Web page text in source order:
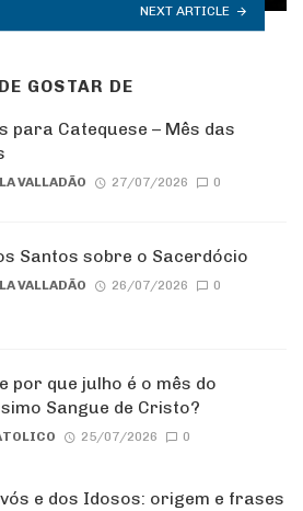
NEXT ARTICLE
GOSTAR DE
para Catequese – Mês das
VALLADÃO 27/07/2026 0
Santos sobre o Sacerdócio
VALLADÃO 26/07/2026 0
por que julho é o mês do
Sangue de Cristo?
25/07/2026 0
e dos Idosos: origem e frases